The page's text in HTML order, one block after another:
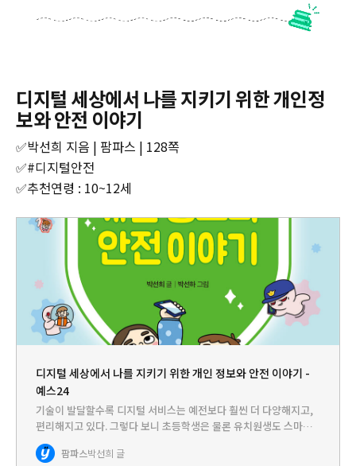
디지털 세상에서 나를 지키기 위한 개인정
보와 안전 이야기
✅박선희 지음 | 팜파스 | 128쪽
✅#디지털안전
✅추천연령 : 10~12세
디지털 세상에서 나를 지키기 위한 개인 정보와 안전 이야기 -
예스24
기술이 발달할수록 디지털 서비스는 예전보다 훨씬 더 다양해지고,
편리해지고 있다. 그렇다 보니 초등학생은 물론 유치원생도 스마트
기기를 이용할 정도로 스마트폰에 친숙해졌다. 스마트폰 하나만 있
으면 못하는 일이 없을 정도로 다양한 일을 할 수 있다. 우리 삶은…
팜파스박선희 글